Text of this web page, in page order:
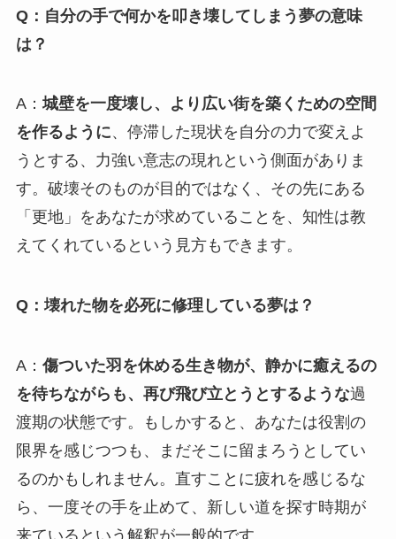
Q：自分の手で何かを叩き壊してしまう夢の意味
は？
A：城壁を一度壊し、より広い街を築くための空間
を作るように、停滞した現状を自分の力で変えよ
うとする、力強い意志の現れという側面がありま
す。破壊そのものが目的ではなく、その先にある
「更地」をあなたが求めていることを、知性は教
えてくれているという見方もできます。
Q：壊れた物を必死に修理している夢は？
A： 傷ついた羽を休める生き物が、静かに癒えるの
を待ちながらも、再び飛び立とうとするような過
渡期の状態です。もしかすると、あなたは役割の
限界を感じつつも、まだそこに留まろうとしてい
るのかもしれません。直すことに疲れを感じるな
ら、一度その手を止めて、新しい道を探す時期が